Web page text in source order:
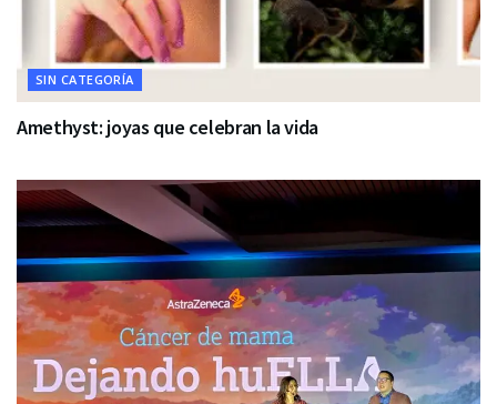
SIN CATEGORÍA
Amethyst: joyas que celebran la vida